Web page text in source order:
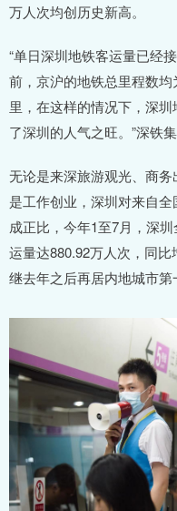
万人次均创历史新高。
“单日深圳地铁客运量已经
前，京沪的地铁总里程数
里，在这样的情况下，深
了深圳的人气之旺。”深铁
无论是来深旅游观光、商
是工作创业，深圳对来自
成正比，今年1至7月，深
运量达880.92万人次，同
继去年之后再居内地城市第